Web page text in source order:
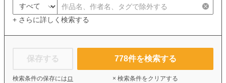
+ さらに詳しく検索する
保存する
検索条件の保存には ロ
778件を検索する
× 検索条件をクリアする